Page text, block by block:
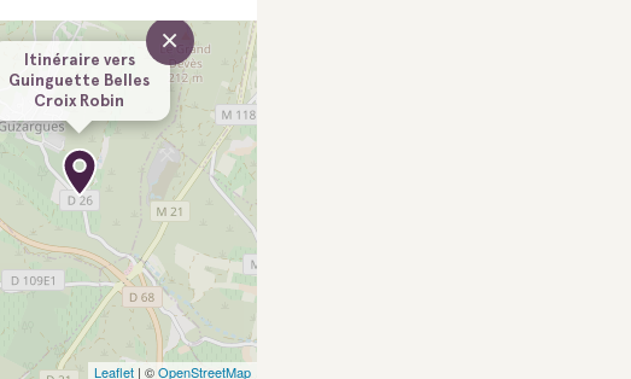
Itinéraire vers
Guinguette Belles
Croix Robin
×
Leaflet | ©OpenStreetMap